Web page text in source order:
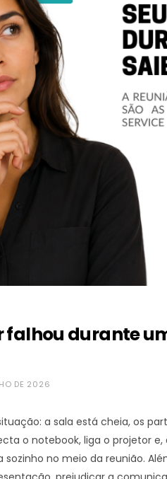
falhou durante
DE 2026
a sala está cheia, os
o notebook, liga o projetor
no meio da reunião.